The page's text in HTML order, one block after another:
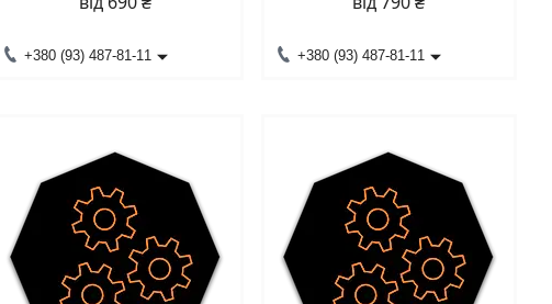
+380 (93) 487-81-11 +380 (93) 487-81-11